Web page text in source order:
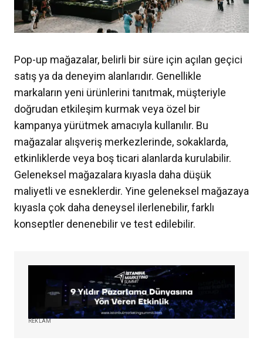
Pop-up mağazalar, belirli bir süre için açılan geçici
satış ya da deneyim alanlarıdır. Genellikle
markaların yeni ürünlerini tanıtmak, müşteriyle
doğrudan etkileşim kurmak veya özel bir
kampanya yürütmek amacıyla kullanılır. Bu
mağazalar alışveriş merkezlerinde, sokaklarda,
etkinliklerde veya boş ticari alanlarda kurulabilir.
Geleneksel mağazalara kıyasla daha düşük
maliyetli ve esneklerdir. Yine geleneksel mağazaya
kıyasla çok daha deneysel ilerlenebilir, farklı
konseptler denenebilir ve test edilebilir.
REKLAM